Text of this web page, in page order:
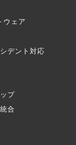
ェア
デント対応
プ
合